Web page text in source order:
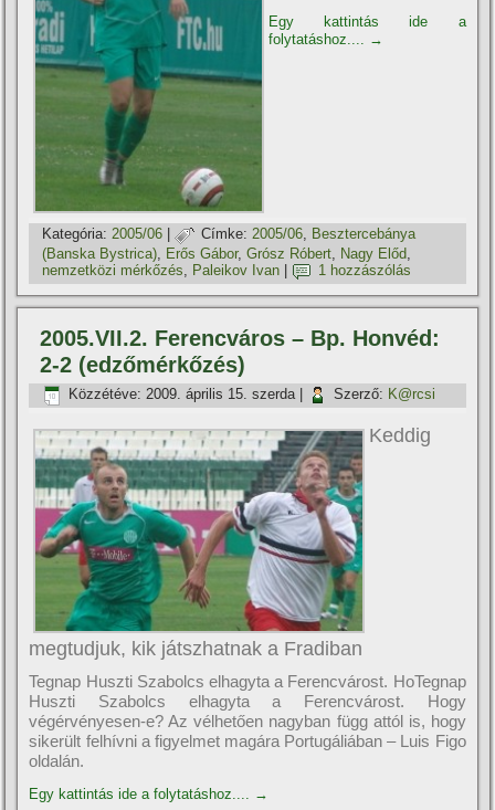
Egy kattintás ide a
folytatáshoz....
→
Kategória: 2005/06 | Címke: 2005/06, Besztercebánya
(Banska Bystrica)
Erős Gábor,Grósz Róbert Nagy Előd
nemzetközi mérkőzés, Paleikov Ivan 1 hozzászólás
2005.VII.2. Ferencváros – Bp. Honvéd:
2-2 (edzőmérkőzés)
Közzétéve: 2009. április 15. szerda| Szerző: K@rcsi
Keddig
megtudjuk, kik játszhatnak a Fradiban
Tegnap Huszti Szabolcs elhagyta a Ferencvárost. HoTegnap
Huszti Szabolcs elhagyta a Ferencvárost. Hogy
végérvényesen-e? Az vélhetően nagyban függ attól is, hogy
sikerült felhí­vni a figyelmet magára Portugáliában – Luis Figo
oldalán.
Egy kattintás ide a folytatáshoz.... →